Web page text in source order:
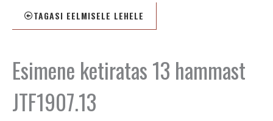
TAGASI EELMISELE LEHELE
Esimene ketiratas 13 hammast
JTF1907.13